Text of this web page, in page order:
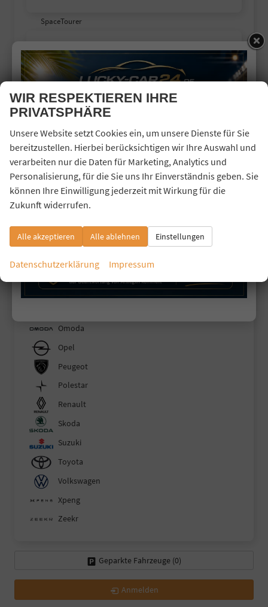
SpaceTourer
Plus M
Cupra
Dacia
Fiat
Ford
Hyundai
Jaecoo
Jeep
Land Rover
MG
Mitsubishi
Omoda
Opel
Peugeot
Polestar
Renault
Skoda
Suzuki
Toyota
Volkswagen
Xpeng
Zeekr
Geparkte Fahrzeuge (0)
Anmelden
WIR RESPEKTIEREN IHRE
PRIVATSPHÄRE
Unsere Website setzt Cookies ein, um unsere Dienste für Sie
bereitzustellen. Hierbei berücksichtigen wir Ihre Auswahl und
verarbeiten nur die Daten für Marketing, Analytics und
Personalisierung, für die Sie uns Ihr Einverständnis geben. Sie
können Ihre Einwilligung jederzeit mit Wirkung für die
Zukunft widerrufen.
Alle akzeptieren Alle ablehnen Einstellungen
Datenschutzerklärung Impressum